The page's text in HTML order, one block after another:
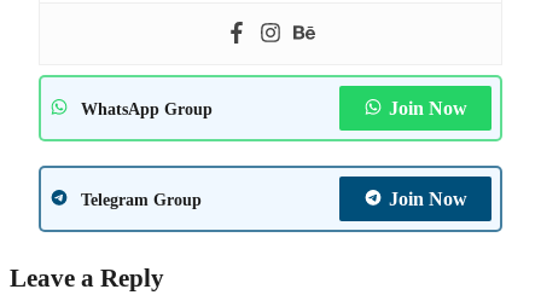
WhatsApp Group Join Now
Telegram Group Join Now
Leave a Reply